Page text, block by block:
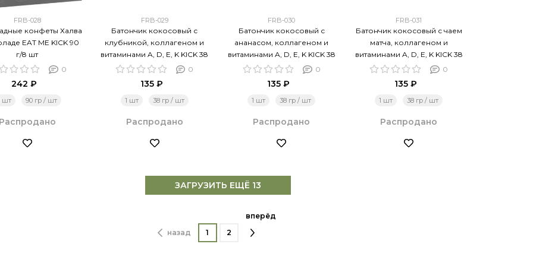
FRB-028
конфеты Халва
EAT ME KICK 90
г/8 шт
0
242 ₽
шт 90 гр / шт
Распродано
FRB-029
Батончик кокосовый с
клубникой, коллагеном и
витаминами A, D, E, K KICK 38
г/10 шт
0
135 ₽
1 шт 38 гр / шт
Распродано
FRB-030
Батончик кокосовый с
ананасом, коллагеном и
витаминами A, D, E, K KICK 38
г/10 шт
0
135 ₽
1 шт 38 гр / шт
Распродано
FRB-031
Батончик кокосовый с чаем
матча, коллагеном и
витаминами A, D, E, K KICK 38
г/10 шт
0
135 ₽
1 шт 38 гр / шт
Распродано
ЗАГРУЗИТЬ ЕЩЁ 13
назад 1 2
вперёд